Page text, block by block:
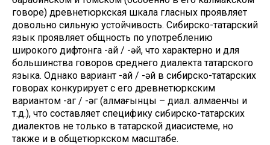
говоре) древнетюркская шкала гласных проявляет
довольно сильную устойчивость. Сибирско-татарский
язык проявляет общность по употреблению
широкого дифтонга -ай / -əй, что характерно и для
большинства говоров среднего диалекта татарского
языка. Однако вариант -ай / -əй в сибирско-татарских
говорах конкурирует с его древнетюркским
вариантом -аг / -əг (алмағынцы – диал. алмаенчы и
т.д.), что составляет специфику сибирско-татарских
диалектов не только в татарской диасистеме, но
также и в общетюркском масштабе.